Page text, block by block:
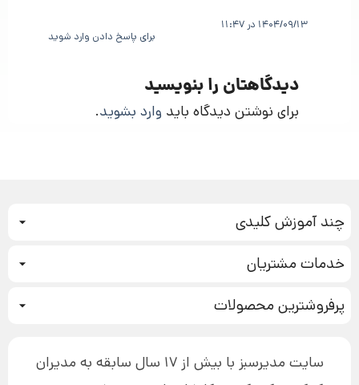
1404/09/13 در 11:47
برای پاسخ دادن وارد شوید
دیدگاهتان را بنویسید
برای نوشتن دیدگاه باید وارد بشوید.
چند آموزش کلیدی
بازاریابی عصبی
تبلیغ نویسی
افزایش عملکرد
چگونه کتاب بنویسیم
خدمات مشتریان
آموزش دسترسی به دانلود فایل‌ها
پیگیری سفارش
پرفروشترین محصولاتدوره جدید سیستم سازی
سایت مدیرسبز با بیش از 17 سال سابقه به مدیران